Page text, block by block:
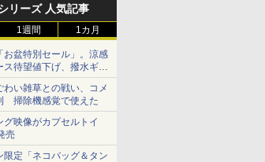
リーズ 人気記事
1週間 1カ月
お盆特別セール」。涼感
ス待望値下げ、撥水ギア
わい雑草との戦い、コメ
掃除機感覚で使えた
映像がカプセルトイ
売
限定「ネコバッグ＆タン